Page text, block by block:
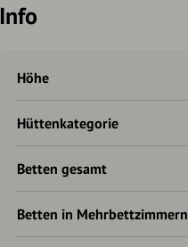
Info
Höhe
Hüttenkategorie
Betten gesamt
Betten in Mehrbettzimmern